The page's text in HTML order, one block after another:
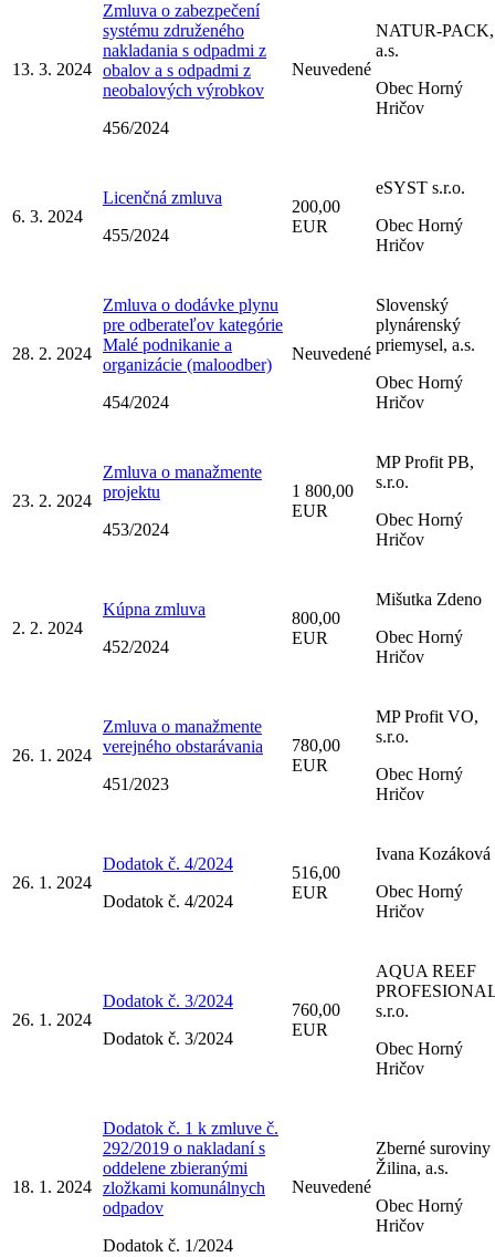
13. 3. 2024
Zmluva o zabezpečení
systému združeného
nakladania s odpadmi z
obalov a s odpadmi z
neobalových výrobkov
456/2024
Neuvedené
NATUR-PACK,
a.s.
Obec Horný
Hričov
6. 3. 2024
Licenčná zmluva
455/2024
200,00
EUR
eSYST s.r.o.
Obec Horný
Hričov
28. 2. 2024
Zmluva o dodávke plynu
pre odberateľov kategórie
Malé podnikanie a
organizácie (maloodber)
454/2024
Neuvedené
Slovenský
plynárenský
priemysel, a.s.
Obec Horný
Hričov
23. 2. 2024
Zmluva o manažmente
projektu
453/2024
1 800,00
EUR
MP Profit PB,
s.r.o.
Obec Horný
Hričov
2. 2. 2024
Kúpna zmluva
452/2024
800,00
EUR
Mišutka Zdeno
Obec Horný
Hričov
26. 1. 2024
Zmluva o manažmente
verejného obstarávania
451/2023
780,00
EUR
MP Profit VO,
s.r.o.
Obec Horný
Hričov
26. 1. 2024
Dodatok č. 4/2024
Dodatok č. 4/2024
516,00
EUR
Ivana Kozáková
Obec Horný
Hričov
26. 1. 2024
Dodatok č. 3/2024
Dodatok č. 3/2024
760,00
EUR
AQUA REEF
s.r.o.
Obec Horný
Hričov
18. 1. 2024
Dodatok č. 1 k zmluve č.
292/2019 o nakladaní s
oddelene zbieranými
zložkami komunálnych
odpadov
Dodatok č. 1/2024
Neuvedené
Zberné suroviny
Žilina, a.s.
Obec Horný
Hričov